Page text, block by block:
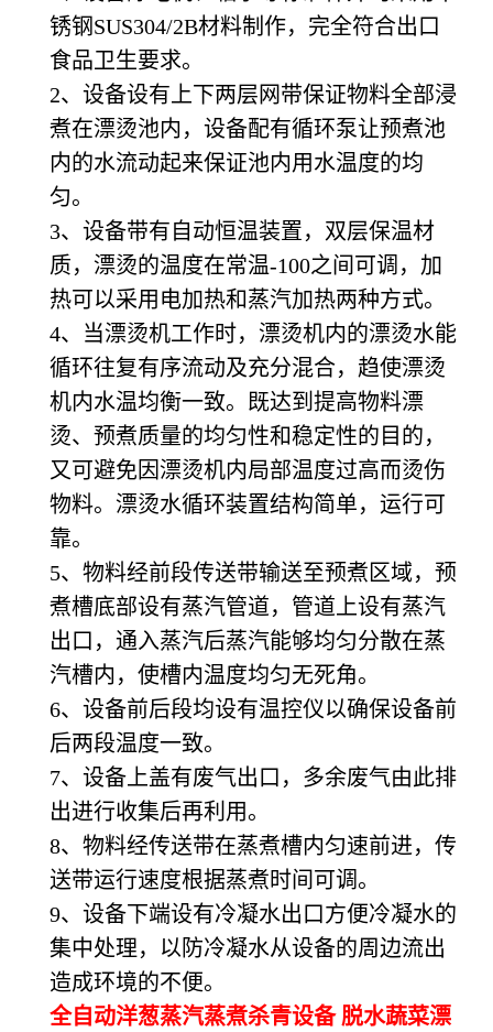
锈钢SUS304/2B材料制作，完全符合出口
食品卫生要求。
2、设备设有上下两层网带保证物料全部浸
煮在漂烫池内，设备配有循环泵让预煮池
内的水流动起来保证池内用水温度的均
匀。
3、设备带有自动恒温装置，双层保温材
质，漂烫的温度在常温-100之间可调，加
热可以采用电加热和蒸汽加热两种方式。
4、当漂烫机工作时，漂烫机内的漂烫水能
循环往复有序流动及充分混合，趋使漂烫
机内水温均衡一致。既达到提高物料漂
烫、预煮质量的均匀性和稳定性的目的，
又可避免因漂烫机内局部温度过高而烫伤
物料。漂烫水循环装置结构简单，运行可
靠。
5、物料经前段传送带输送至预煮区域，预
煮槽底部设有蒸汽管道，管道上设有蒸汽
出口，通入蒸汽后蒸汽能够均匀分散在蒸
汽槽内，使槽内温度均匀无死角。
6、设备前后段均设有温控仪以确保设备前
后两段温度一致。
7、设备上盖有废气出口，多余废气由此排
出进行收集后再利用。
8、物料经传送带在蒸煮槽内匀速前进，传
送带运行速度根据蒸煮时间可调。
9、设备下端设有冷凝水出口方便冷凝水的
集中处理，以防冷凝水从设备的周边流出
造成环境的不便。
全自动洋葱蒸汽蒸煮杀青设备 脱水蔬菜漂